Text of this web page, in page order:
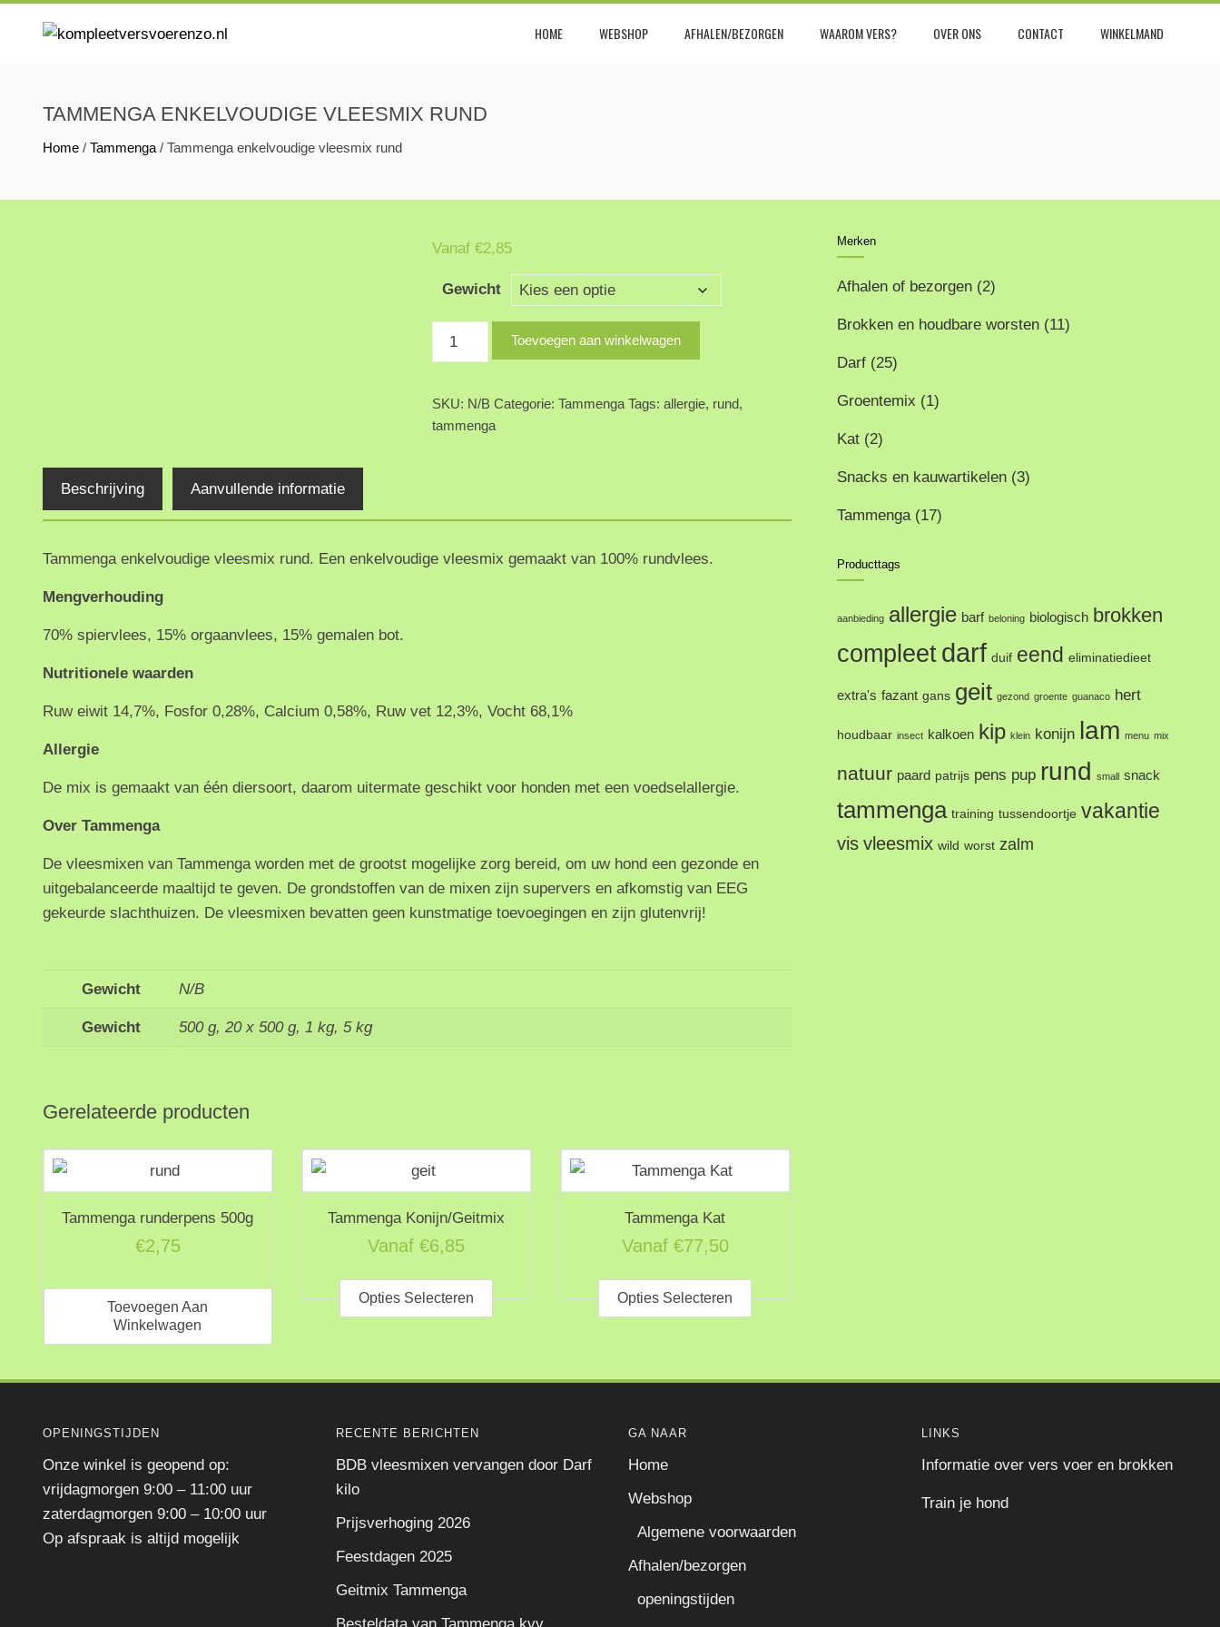
HOME WEBSHOP AFHALEN/BEZORGEN WAAROM VERS? OVER ONS CONTACT WINKELMAND
TAMMENGA ENKELVOUDIGE VLEESMIX RUND
Home / Tammenga / Tammenga enkelvoudige vleesmix rund
Vanaf €2,85
Gewicht
Tammenga
enkelvoudige
rund
aantal
Toevoegen aan winkelwagen
SKU: N/B Categorie: Tammenga Tags: allergie, rund,
tammenga
Beschrijving Aanvullende informatie
Tammenga enkelvoudige vleesmix rund. Een enkelvoudige vleesmix gemaakt van 100% rundvlees.
Mengverhouding
70% spiervlees, 15% orgaanvlees, 15% gemalen bot.
Nutritionele waarden
Ruw eiwit 14,7%, Fosfor 0,28%, Calcium 0,58%, Ruw vet 12,3%, Vocht 68,1%
Allergie
De mix is gemaakt van één diersoort, daarom uitermate geschikt voor honden met een voedselallergie.
Over Tammenga
De vleesmixen van Tammenga worden met de grootst mogelijke zorg bereid, om uw hond een gezonde en
uitgebalanceerde maaltijd te geven. De grondstoffen van de mixen zijn supervers en afkomstig van EEG
gekeurde slachthuizen. De vleesmixen bevatten geen kunstmatige toevoegingen en zijn glutenvrij!
Gewicht N/B
Gewicht 500 g, 20 x 500 g, 1 kg, 5 kg
Gerelateerde producten
Tammenga runderpens 500g
€2,75
Toevoegen Aan
Winkelwagen
Tammenga Konijn/Geitmix
Vanaf €6,85
Opties Selecteren
product
heeft
gekozen
Tammenga Kat
Vanaf €77,50
Opties Selecteren
product
heeft
de
Merken
Afhalen of bezorgen (2)
Brokken en houdbare worsten (11)
Darf (25)
Groentemix (1)
Kat (2)
Snacks en kauwartikelen (3)
Tammenga (17)
Producttags
aanbieding allergie barf beloning biologisch brokken
compleet darf duif eend eliminatiedieet
extra's fazant gans geit gezond groente guanaco hert
houdbaar insect kalkoen kip klein konijn lam menu mix
natuur paard patrijs pens pup rund small snack
tammenga training tussendoortje vakantie
vis vleesmix wild worst zalm
OPENINGSTIJDEN
Onze winkel is geopend op:
vrijdagmorgen 9:00 – 11:00 uur
zaterdagmorgen 9:00 – 10:00 uur
Op afspraak is altijd mogelijk
RECENTE BERICHTEN
BDB vleesmixen vervangen door Darf
kilo
Prijsverhoging 2026
Feestdagen 2025
Geitmix Tammenga
GA NAAR
Home
Webshop
Algemene voorwaarden
Afhalen/bezorgen
openingstijden
LINKS
Informatie over vers voer en brokken
Train je hond